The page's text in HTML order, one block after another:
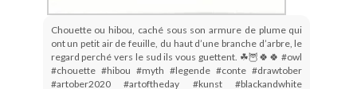
Chouette ou hibou, caché sous son armure de plume qui
ont un petit air de feuille, du haut d’une branche d’arbre, le
regard perché vers le sud ils vous guettent. ☘🦉🍀🍀 #owl
#chouette #hibou #myth #legende #conte #drawtober
#artober2020 #artoftheday #kunst #blackandwhite